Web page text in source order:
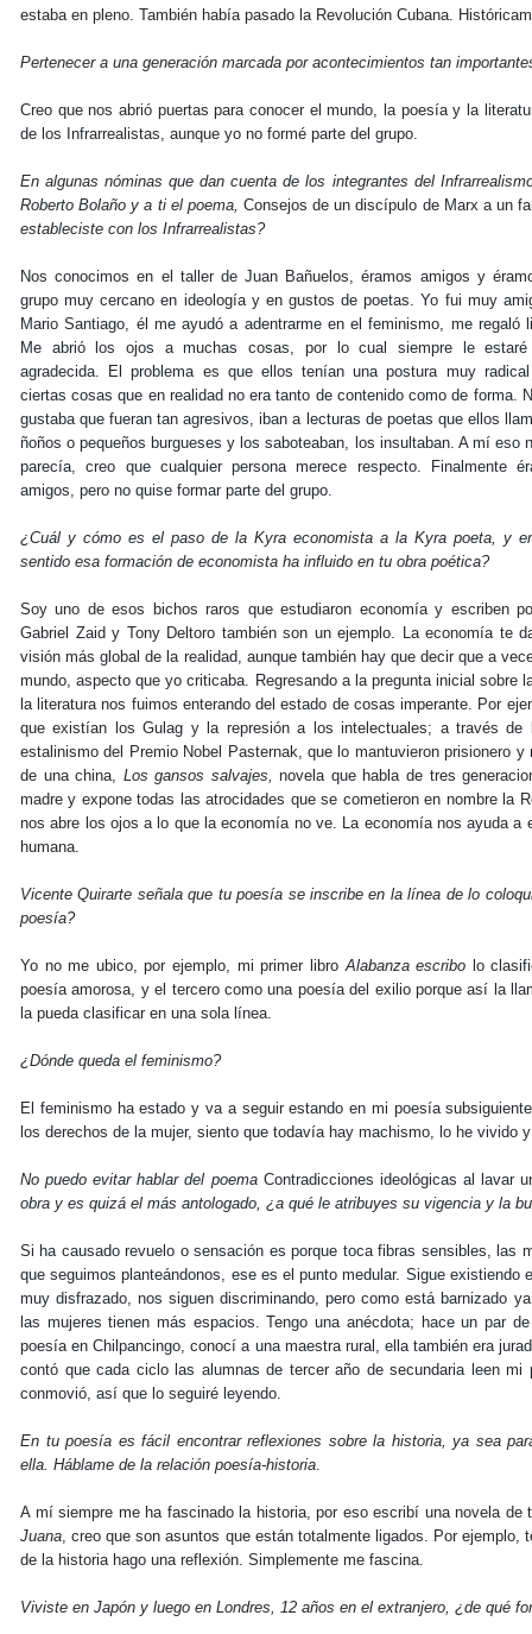
estaba en pleno. También había pasado la Revolución Cubana.
Pertenecer a una generación marcada por acontecimientos tan
Creo que nos abrió puertas para conocer el mundo, la poesía y la
de los Infrarrealistas, aunque yo no formé parte del grupo.
En algunas nóminas que dan cuenta de los integrantes del
Roberto Bolaño y a ti el poema, Consejos de un discípulo de Marx a un
estableciste con los Infrarrealistas?
Nos conocimos en el taller de Juan Bañuelos, éramos amigos y
grupo muy cercano en ideología y en gustos de poetas. Yo fui muy
Mario Santiago, él me ayudó a adentrarme en el feminismo, me regaló
Me abrió los ojos a muchas cosas, por lo cual siempre le
agradecida. El problema es que ellos tenían una postura muy
ciertas cosas que en realidad no era tanto de contenido como de forma.
gustaba que fueran tan agresivos, iban a lecturas de poetas que ellos
ñoños o pequeños burgueses y los saboteaban, los insultaban. A mí eso
parecía, creo que cualquier persona merece respecto. Finalmente
amigos, pero no quise formar parte del grupo.
¿Cuál y cómo es el paso de la Kyra economista a la Kyra poeta, y
sentido esa formación de economista ha influido en tu obra poética?
Soy uno de esos bichos raros que estudiaron economía y escriben
Gabriel Zaid y Tony Deltoro también son un ejemplo. La economía te
visión más global de la realidad, aunque también hay que decir que a
mundo, aspecto que yo criticaba. Regresando a la pregunta inicial sobre
la literatura nos fuimos enterando del estado de cosas imperante. Por
que existían los Gulag y la represión a los intelectuales; a través de
estalinismo del Premio Nobel Pasternak, que lo mantuvieron prisionero
de una china, Los gansos salvajes, novela que habla de tres
madre y expone todas las atrocidades que se cometieron en nombre la
nos abre los ojos a lo que la economía no ve. La economía nos ayuda a
humana.
Vicente Quirarte señala que tu poesía se inscribe en la línea de lo
poesía?
Yo no me ubico, por ejemplo, mi primer libroAlabanza escribo lo
poesía amorosa, y el tercero como una poesía del exilio porque así la
la pueda clasificar en una sola línea.
¿Dónde queda el feminismo?
El feminismo ha estado y va a seguir estando en mi poesía
los derechos de la mujer, siento que todavía hay machismo, lo he vivido
No puedo evitar hablar del poema Contradicciones ideológicas al lavar
obra y es quizá el más antologado, ¿a qué le atribuyes su vigencia y la
Si ha causado revuelo o sensación es porque toca fibras sensibles, las
que seguimos planteándonos, ese es el punto medular. Sigue existiendo
muy disfrazado, nos siguen discriminando, pero como está barnizado
las mujeres tienen más espacios. Tengo una anécdota; hace un par
poesía en Chilpancingo, conocí a una maestra rural, ella también era
contó que cada ciclo las alumnas de tercer año de secundaria leen
conmovió, así que lo seguiré leyendo.
En tu poesía es fácil encontrar reflexiones sobre la historia, ya sea
ella. Háblame de la relación poesía-historia.
A mí siempre me ha fascinado la historia, por eso escribí una novela de
Juana, creo que son asuntos que están totalmente ligados. Por ejemplo,
de la historia hago una reflexión. Simplemente me fascina.
Viviste en Japón y luego en Londres, 12 años en el extranjero, ¿de qué